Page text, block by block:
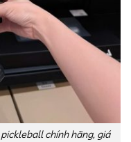
chính hãng, giá